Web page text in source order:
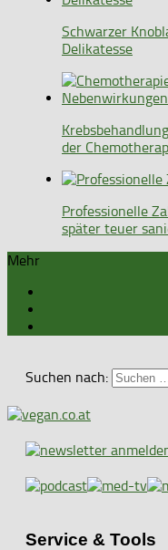
Schwarzer
Delikatesse
der
Professionelle
später teuer
Mehr
Suchen nach:
Service & Tools